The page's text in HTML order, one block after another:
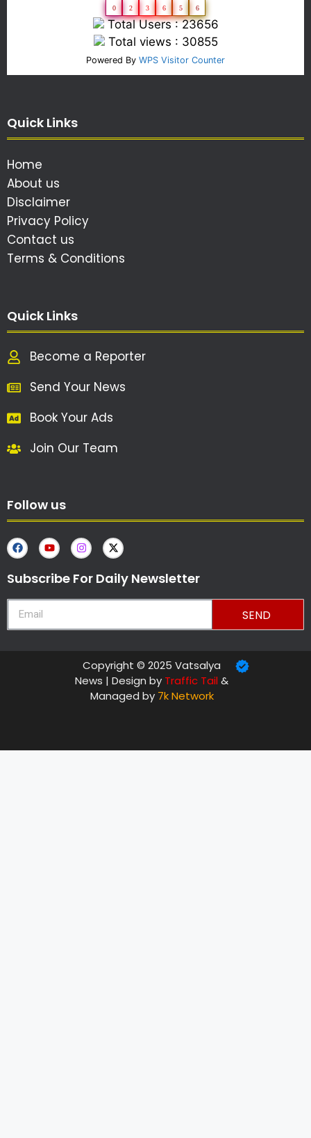
0 2 3 6 5 6
Total Users : 23656
Total views : 30855
Powered By WPS Visitor Counter
Quick Links
Home
About us
Disclaimer
Privacy Policy
Contact us
Terms & Conditions
Quick Links
Become a Reporter
Send Your News
Book Your Ads
Join Our Team
Follow us
Subscribe For Daily Newsletter
SEND
Copyright © 2025 Vatsalya
News | Design by Traffic Tail&
Managed by 7k Network